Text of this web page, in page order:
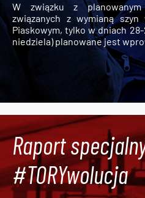
W związku z planowanym
związanych z wymianą
Piaskowym, tylko w dniach
niedziela) planowane jest
Raport
#TORYwolucja